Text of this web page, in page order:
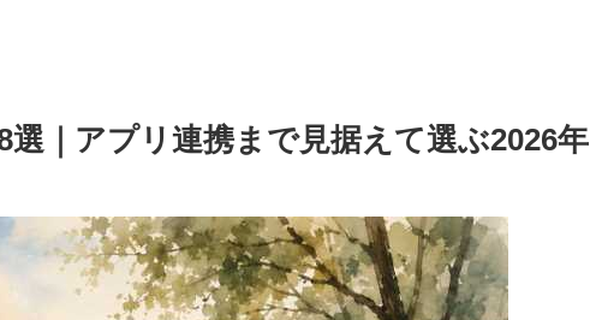
｜アプリ連携まで見据えて選ぶ2026年